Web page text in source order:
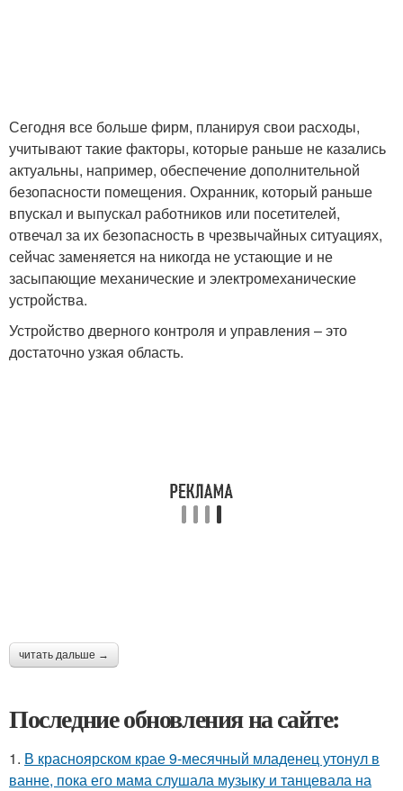
Сегодня все больше фирм, планируя свои расходы,
учитывают такие факторы, которые раньше не казались
актуальны, например, обеспечение дополнительной
безопасности помещения. Охранник, который раньше
впускал и выпускал работников или посетителей,
отвечал за их безопасность в чрезвычайных ситуациях,
сейчас заменяется на никогда не устающие и не
засыпающие механические и электромеханические
устройства.
Устройство дверного контроля и управления – это
достаточно узкая область.
читать дальше →
Последние обновления на сайте:
1. В красноярском крае 9-месячный младенец утонул в
ванне, пока его мама слушала музыку и танцевала на